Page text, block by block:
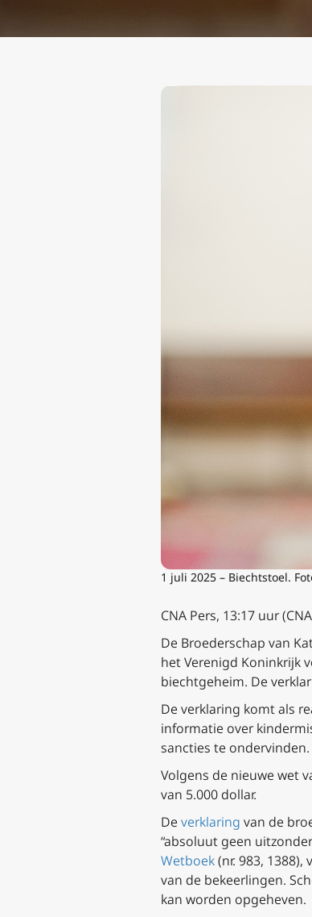
1 juli 2025 – Biechtstoel.
CNA Pers, 13:17 uur
De Broederschap van
het Verenigd Koninkrijk
biechtgeheim. De
De verklaring komt als
informatie over
sancties te ondervinden.
Volgens de nieuwe wet
van 5.000 dollar.
De verklaring van de
“absoluut geen
Wetboek(nr. 983,
van de bekeerlingen.
kan worden opgeheven.